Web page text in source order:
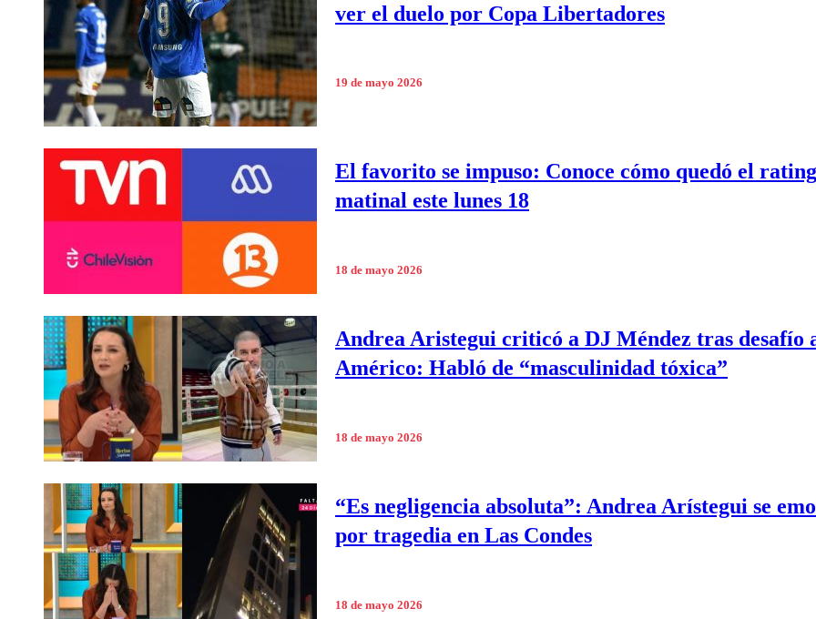
ver el duelo por Copa Libertadores
19 de mayo 2026
El favorito se impuso: Conoce cómo quedó el rating
matinal este lunes 18
18 de mayo 2026
Andrea Aristegui criticó a DJ Méndez tras desafío
Américo: Habló de “masculinidad tóxica”
18 de mayo 2026
“Es negligencia absoluta”: Andrea Arístegui se
por tragedia en Las Condes
18 de mayo 2026